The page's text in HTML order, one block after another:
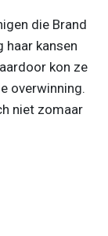
die Brand
haar kansen
kon ze
overwinning.
niet zomaar